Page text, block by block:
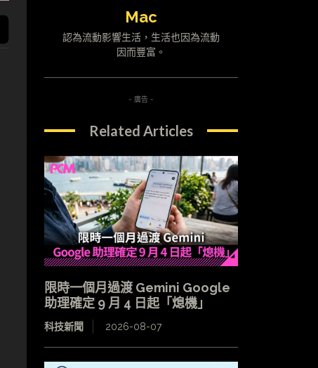
Mac
認為流動影響生活，生活也因為流動
因而豐富。
- 廣告 -
Related Articles
限時一個月過渡 Gemini Google
助理確定 9 月 4 日起「熄機」
科技新聞 2026-08-07